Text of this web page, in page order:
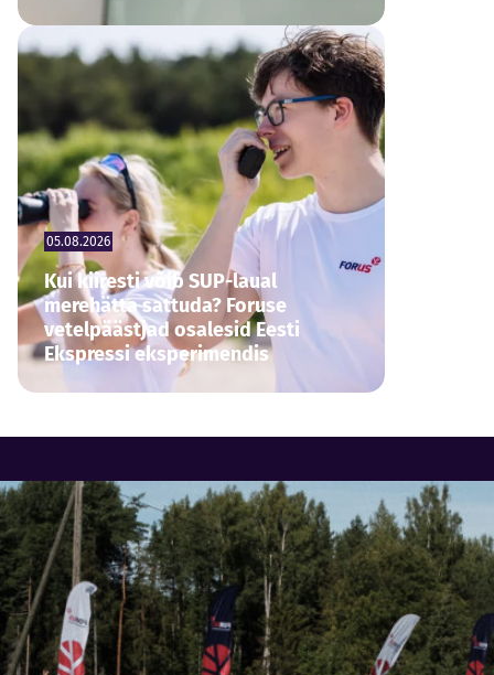
05.08.2026
Kui kiiresti võib SUP-laual
merehätta sattuda? Foruse
vetelpäästjad osalesid Eesti
Ekspressi eksperimendis